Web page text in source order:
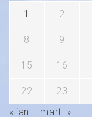
1
2
8 9
15 16
22 23
« ian.
mart. »